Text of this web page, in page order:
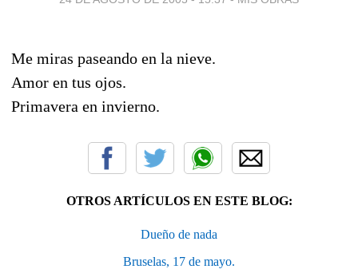
Me miras paseando en la nieve.
Amor en tus ojos.
Primavera en invierno.
OTROS ARTÍCULOS EN ESTE BLOG:
Dueño de nada
Bruselas, 17 de mayo.